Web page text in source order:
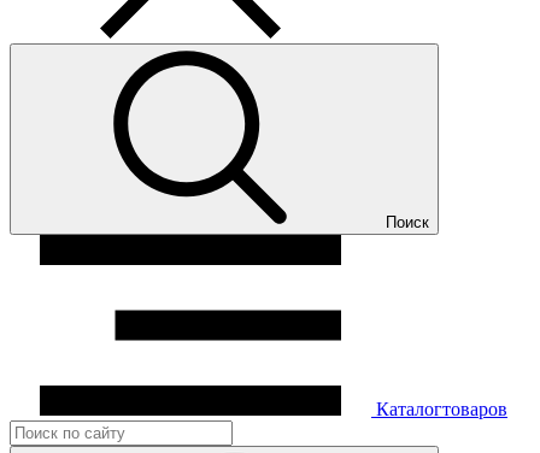
Поиск
Каталогтоваров